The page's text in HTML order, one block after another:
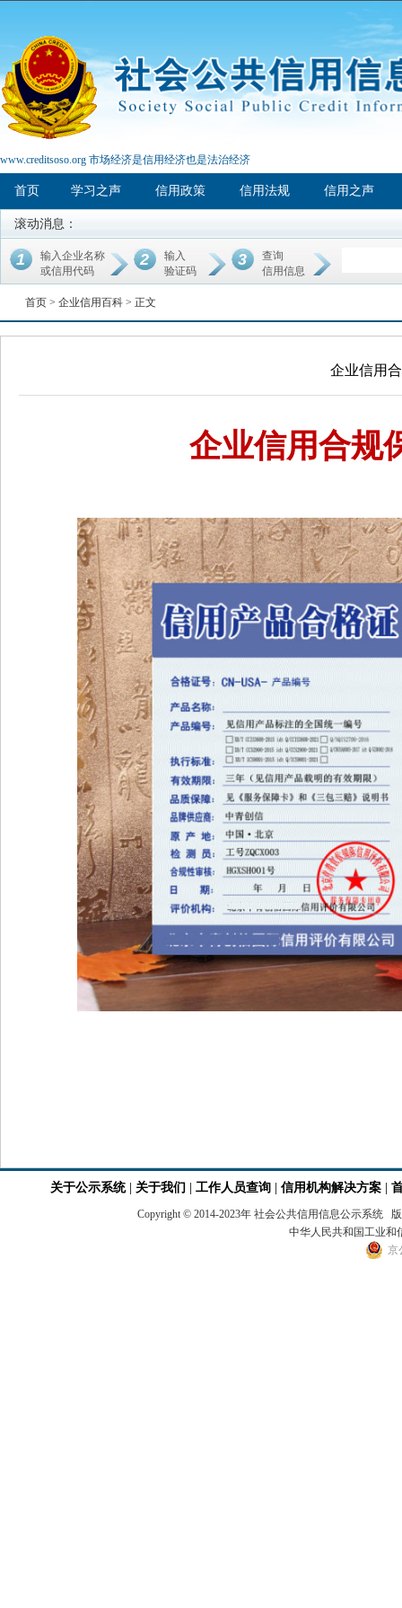
www.creditsoso.org 市场经济是信用经济也是法治经济
首页 学习之声 信用政策 信用法规 信用之声
滚动消息：
1
输入企业名称
或信用代码
2
输入
验证码
3
查询
信用信息
首页 > 企业信用百科 > 正文
企业信用
企业信用合规
关于公示系统| 关于我们 工作人员查询 信用机构解决方案
Copyright © 2014-2023年 社会公共信用信息公示系
中华人民共和国工业和
京